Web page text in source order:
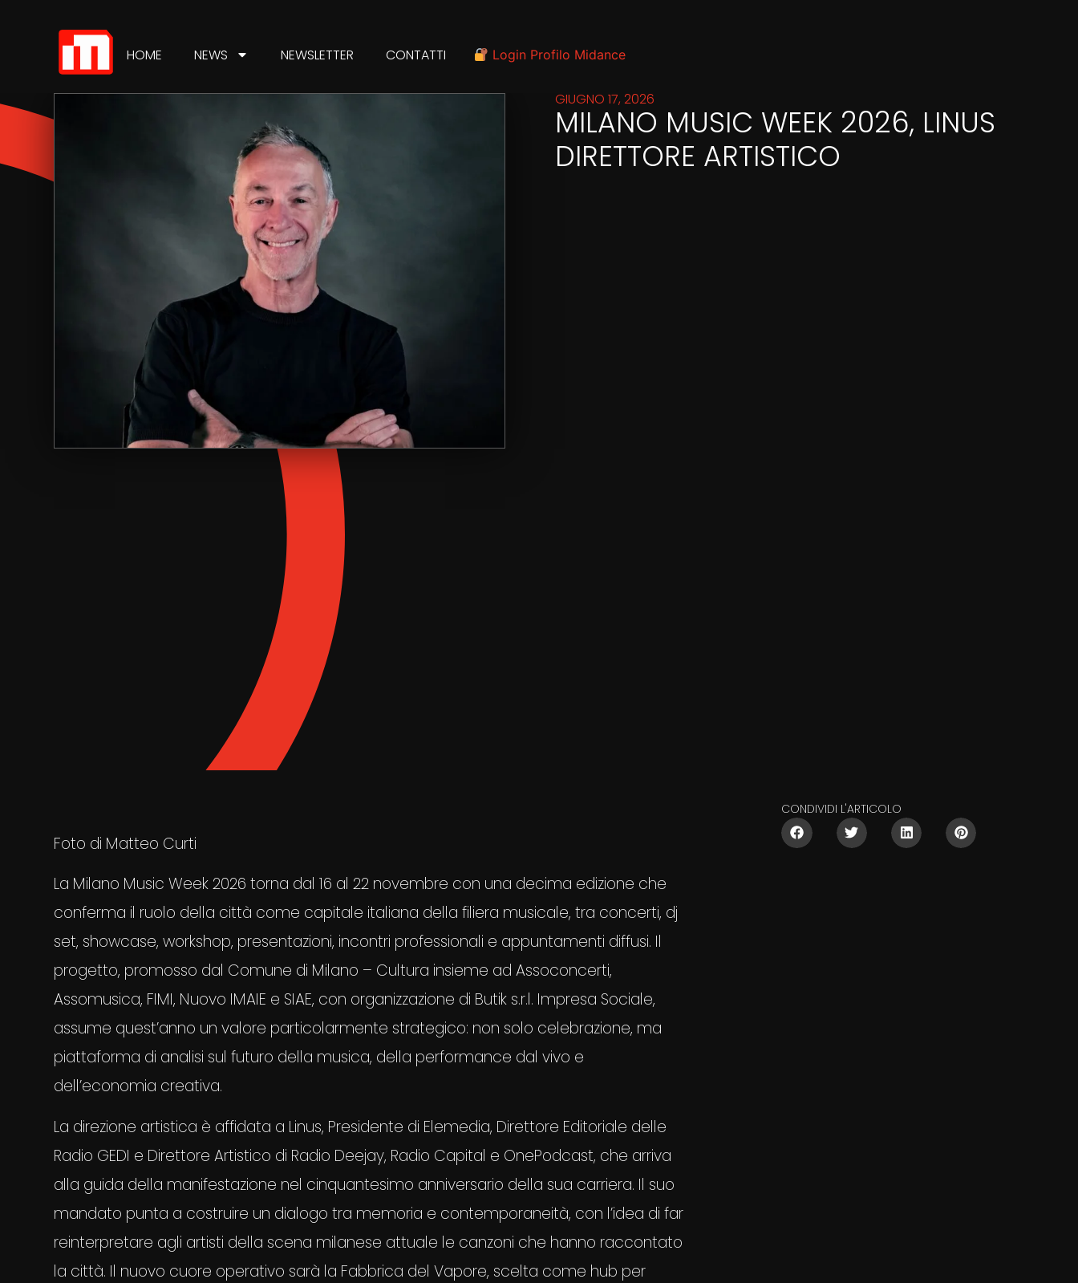
HOME NEWS NEWSLETTER CONTATTI Login Profilo Midance
GIUGNO 17, 2026
MILANO MUSIC WEEK 2026, LINUS
DIRETTORE ARTISTICO
Foto di Matteo Curti
La Milano Music Week 2026 torna dal 16 al 22 novembre con una decima edizione che
conferma il ruolo della città come capitale italiana della filiera musicale, tra concerti, dj
set, showcase, workshop, presentazioni, incontri professionali e appuntamenti diffusi. Il
progetto, promosso dal Comune di Milano – Cultura insieme ad Assoconcerti,
Assomusica, FIMI, Nuovo IMAIE e SIAE, con organizzazione di Butik s.r.l. Impresa Sociale,
assume quest’anno un valore particolarmente strategico: non solo celebrazione, ma
piattaforma di analisi sul futuro della musica, della performance dal vivo e
dell’economia creativa.
La direzione artistica è affidata a Linus, Presidente di Elemedia, Direttore Editoriale delle
Radio GEDI e Direttore Artistico di Radio Deejay, Radio Capital e OnePodcast, che arriva
alla guida della manifestazione nel cinquantesimo anniversario della sua carriera. Il suo
mandato punta a costruire un dialogo tra memoria e contemporaneità, con l’idea di far
reinterpretare agli artisti della scena milanese attuale le canzoni che hanno raccontato
la città. Il nuovo cuore operativo sarà la Fabbrica del Vapore, scelta come hub per
CONDIVIDI L'ARTICOLO